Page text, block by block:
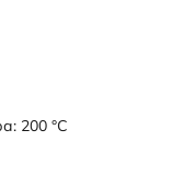
200 °С